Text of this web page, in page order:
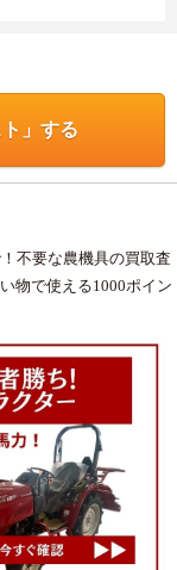
」する